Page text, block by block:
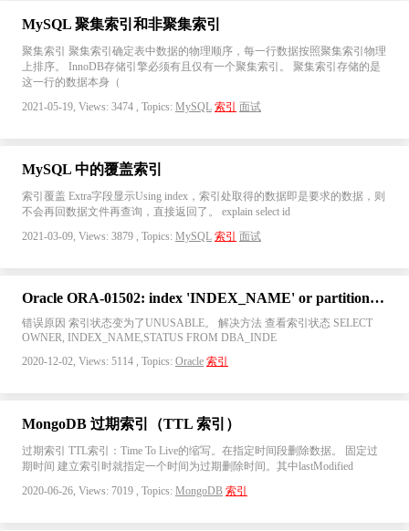
MySQL 聚集索引和非聚集索引
聚集索引 聚集索引确定表中数据的物理顺序，每一行数据按照聚集索引物理
上排序。 InnoDB存储引擎必须有且仅有一个聚集索引。 聚集索引存储的是
这一行的数据本身（
2021-05-19, Views: 3474 , Topics: MySQL 索引 面试
MySQL 中的覆盖索引
索引覆盖 Extra字段显示Using index，索引处取得的数据即是要求的数据，则
不会再回数据文件再查询，直接返回了。 explain select id
2021-03-09, Views: 3879 , Topics: MySQL 索引 面试
Oracle ORA-01502: index 'INDEX_NAME' or partition of such index is in unusable state
错误原因 索引状态变为了UNUSABLE。 解决方法 查看索引状态 SELECT
OWNER, INDEX_NAME,STATUS FROM DBA_INDE
2020-12-02, Views: 5114 , Topics: Oracle 索引
MongoDB 过期索引（TTL 索引）
过期索引 TTL索引：Time To Live的缩写。在指定时间段删除数据。 固定过
期时间 建立索引时就指定一个时间为过期删除时间。其中lastModified
2020-06-26, Views: 7019 , Topics: MongoDB 索引